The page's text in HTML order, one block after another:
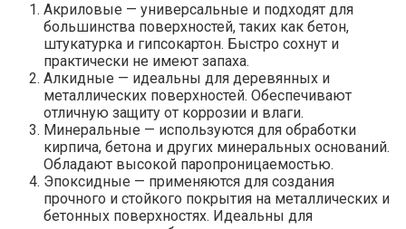
Акриловые — универсальные и подходят для
большинства поверхностей, таких как бетон,
штукатурка и гипсокартон. Быстро сохнут и
практически не имеют запаха.
Алкидные — идеальны для деревянных и
металлических поверхностей. Обеспечивают
отличную защиту от коррозии и влаги.
Минеральные — используются для обработки
кирпича, бетона и других минеральных оснований.
Обладают высокой паропроницаемостью.
Эпоксидные — применяются для создания
прочного и стойкого покрытия на металлических и
бетонных поверхностях. Идеальны для